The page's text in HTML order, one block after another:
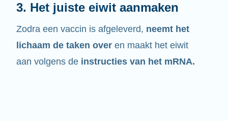
3. Het juiste eiwit aanmaken
Zodra een vaccin is afgeleverd, neemt het
lichaam de taken over en maakt het eiwit
aan volgens de instructies van het mRNA.